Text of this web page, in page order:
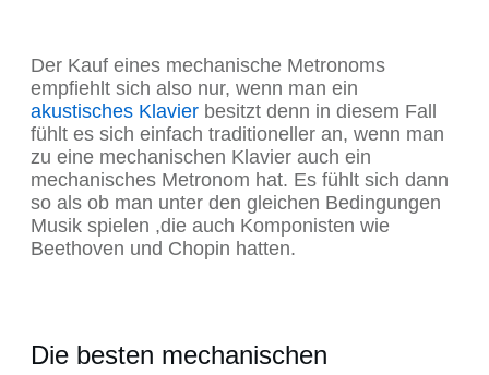
Der Kauf eines mechanische Metronoms
empfiehlt sich also nur, wenn man ein
akustisches Klavier besitzt denn in diesem Fall
fühlt es sich einfach traditioneller an, wenn man
zu eine mechanischen Klavier auch ein
mechanisches Metronom hat. Es fühlt sich dann
so als ob man unter den gleichen Bedingungen
Musik spielen ,die auch Komponisten wie
Beethoven und Chopin hatten.
Die besten mechanischen